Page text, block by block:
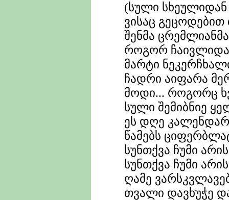
(სული
ვისაც გეცოდებით
შენმა
როგორ ჩაივლიდა
მარტი
ჩადრი აიფარა
მოდი... როგორც
სული შემიბნიე
ეს დღე
წამებს
სუნთქვა ჩუმი
სუნთქვა ჩუმი
ღამე
თვალი დავხუჭე